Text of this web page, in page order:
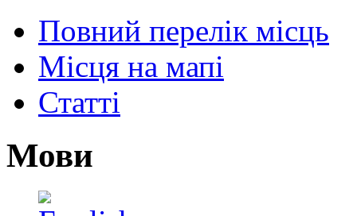
Повний перелік місць
Місця на мапі
Статті
Мови